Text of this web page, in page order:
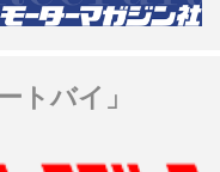
トバイ」